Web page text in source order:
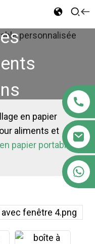
en papier
aliments et
papier portable